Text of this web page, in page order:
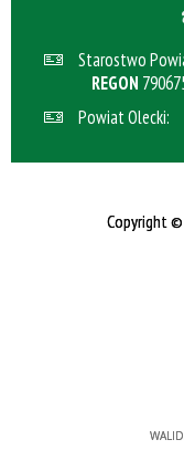
Starostwo
REGON
Powiat Olecki:
Copyright ©